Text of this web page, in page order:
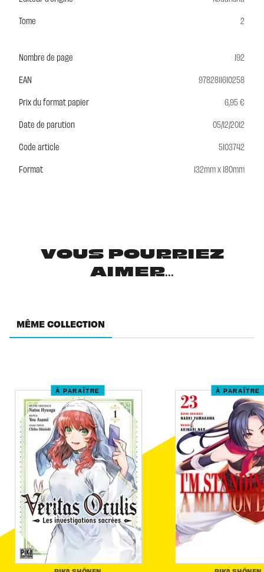
Tome
2
Nombre de page
192
EAN
9782811610258
Prix du format papier
6,95 €
Date de parution
05/12/2012
Code article
5103742
Format
132mm x 180mm
VOUS POURRIEZ
AIMER...
MÊME COLLECTION
À PARAÎTRE À PARAÎTRE